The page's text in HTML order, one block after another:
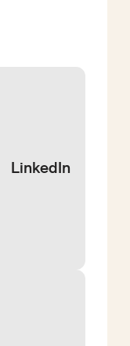
LinkedIn